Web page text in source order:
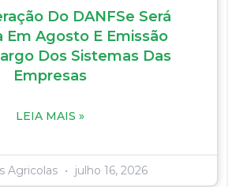
Do DANFSe Será
Em Agosto E Emissão
Dos Sistemas Das
Empresas
LEIA MAIS »
Agricolas julho 16, 2026